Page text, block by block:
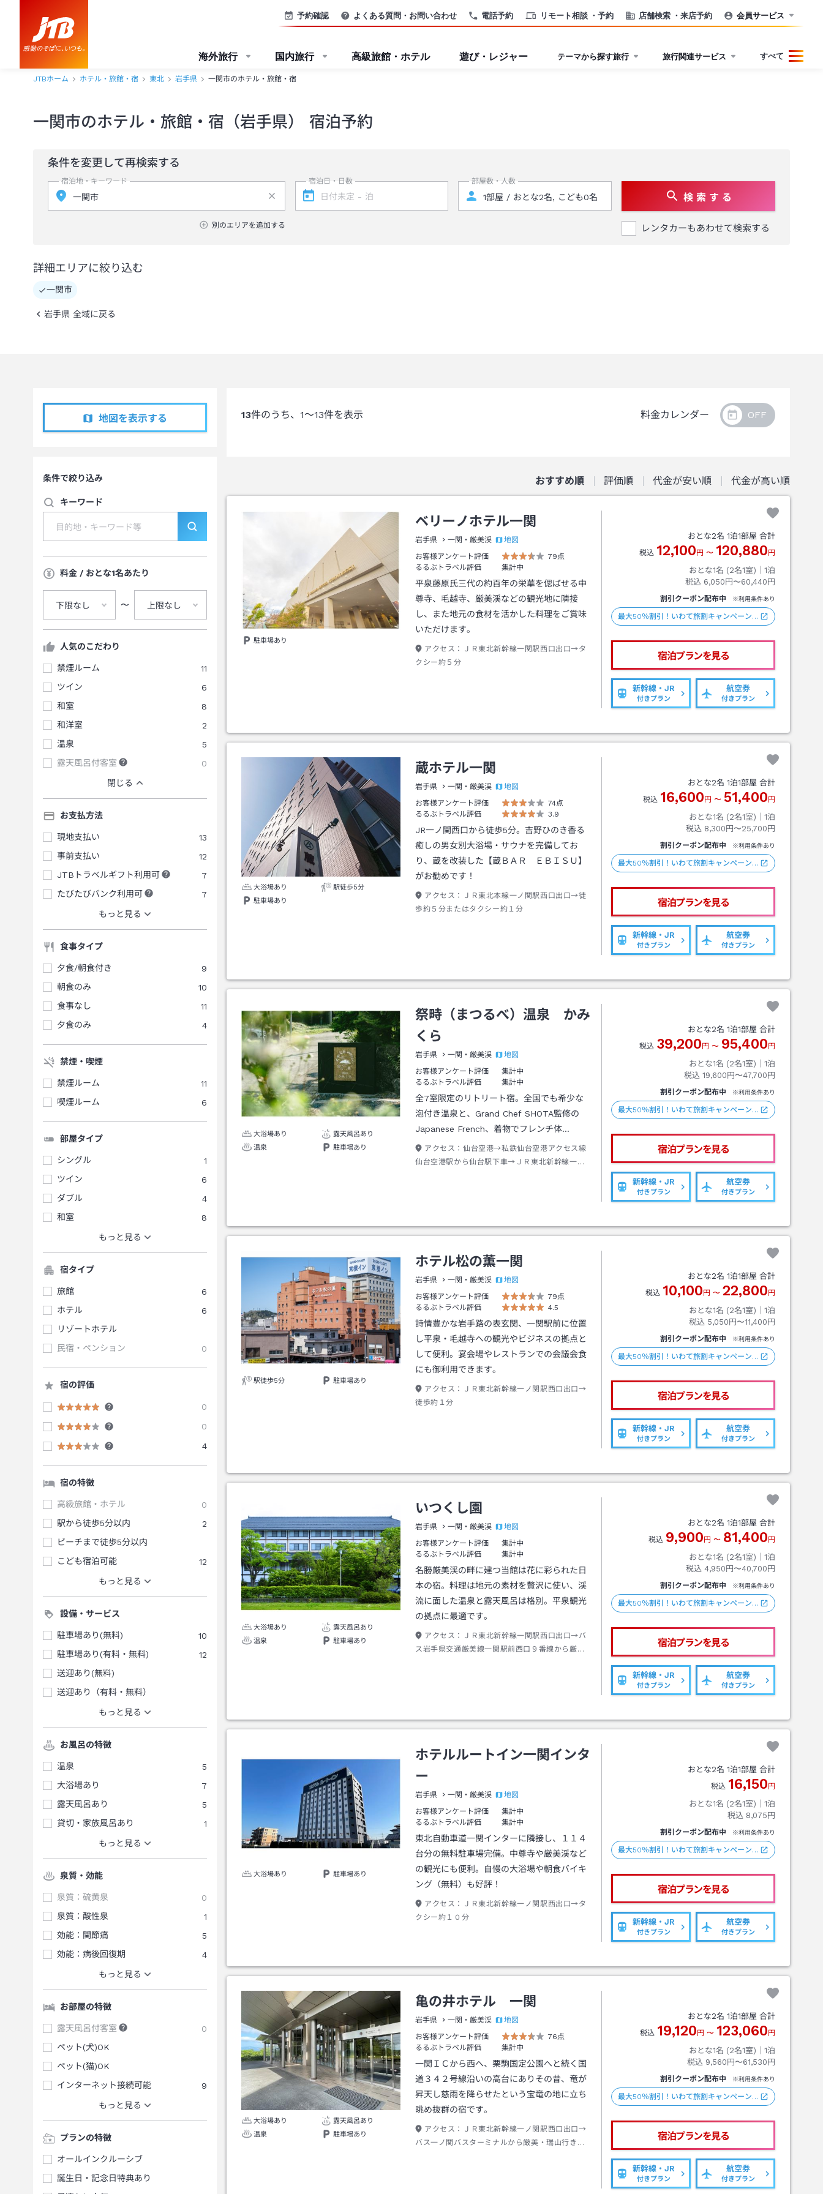
電話予約 リモート相談 ・予約 店舗検索 ・来店予約
予約確認 よくある質問・お問い合わせ 会員サービス
海外旅行 国内旅行 高級旅館・ホテル 遊び・レジャー テーマから探す旅行 旅行関連サービス すべて
JTBホーム ホテル・旅館・宿 東北 岩手県 一関市のホテル・旅館・宿
一関市のホテル・旅館・宿（岩手県） 宿泊予約
条件を変更して再検索する
宿泊地・キーワード
別のエリアを追加する
宿泊日・日数 部屋数・人数
検 索 す る
レンタカーもあわせて検索する
詳細エリアに絞り込む
一関市
岩手県 全域に戻る
地図を表示する
条件で絞り込み
キーワード
料金 / おとな1名あたり
下限なし 〜 上限なし
人気のこだわり
禁煙ルーム
11
ツイン
6
和室
8
和洋室
2
温泉
5
露天風呂付客室
0
閉じる
お支払方法
現地支払い
13
事前支払い
12
JTBトラベルギフト利用可
7
たびたびバンク利用可
7
もっと見る
食事タイプ
夕食/朝食付き
9
朝食のみ
10
食事なし
11
夕食のみ
4
禁煙・喫煙
禁煙ルーム
11
喫煙ルーム
6
部屋タイプ
シングル
1
ツイン
6
ダブル
4
和室
8
もっと見る
宿タイプ
旅館
6
ホテル
6
リゾートホテル
民宿・ペンション
0
宿の評価
0
0
4
宿の特徴
高級旅館・ホテル
0
駅から徒歩5分以内
2
ビーチまで徒歩5分以内
こども宿泊可能
12
もっと見る
設備・サービス
駐車場あり(無料)
10
駐車場あり(有料・無料)
12
送迎あり(無料)
送迎あり（有料・無料）
もっと見る
お風呂の特徴
温泉
5
大浴場あり
7
露天風呂あり
5
貸切・家族風呂あり
1
もっと見る
泉質・効能
泉質：硫黄泉
0
泉質：酸性泉
1
効能：関節痛
5
効能：病後回復期
4
もっと見る
お部屋の特徴
露天風呂付客室
0
ペット(犬)OK
ペット(猫)OK
インターネット接続可能
9
もっと見る
プランの特徴
オールインクルーシブ
誕生日・記念日特典あり
13件のうち、 1～13件を表示 料金カレンダー
おすすめ順 評価順 代金が安い順 代金が高い順
駐車場あり
ベリーノホテル一関
岩手県 一関・厳美渓
地図
お客様アンケート評価
79点
るるぶトラベル評価
集計中
平泉藤原氏三代の約百年の栄華を偲ばせる中
尊寺、毛越寺、厳美渓などの観光地に隣接
し、また地元の食材を活かした料理をご賞味
いただけます。
アクセス：
ＪＲ東北新幹線一関駅西口出口→タ
クシー約５分
おとな2名 1泊1部屋 合計
税込 12,100 円 〜 120,880 円
おとな1名 (2名1室)｜ 1泊
税込 6,050円〜60,440円
割引クーポン配布中 ※利用条件あり
最大50％割引！いわて旅割キャンペーン…
宿泊プランを見る
新幹線・JR
付きプラン
航空券
付きプラン
大浴場あり
駅徒歩5分
駐車場あり
蔵ホテル一関
岩手県 一関・厳美渓
地図
お客様アンケート評価
74点
るるぶトラベル評価
3.9
JR一ノ関西口から徒歩5分。吉野ひのき香る
癒しの男女別大浴場・サウナを完備してお
り、蔵を改装した【蔵ＢＡＲ ＥＢＩＳＵ】
がお勧めです！
アクセス：
ＪＲ東北本線一ノ関駅西口出口→徒
歩約５分またはタクシー約１分
おとな2名 1泊1部屋 合計
税込 16,600 円 〜 51,400 円
おとな1名 (2名1室)｜ 1泊
税込 8,300円〜25,700円
割引クーポン配布中 ※利用条件あり
最大50％割引！いわて旅割キャンペーン…
宿泊プランを見る
新幹線・JR
付きプラン
航空券
付きプラン
大浴場あり
露天風呂あり
温泉
駐車場あり
祭畤（まつるべ）温泉 かみ
くら
岩手県 一関・厳美渓
地図
お客様アンケート評価
集計中
るるぶトラベル評価
集計中
全7室限定のリトリート宿。全国でも希少な
泡付き温泉と、Grand Chef SHOTA監修の
Japanese French、着物でフレンチ体…
アクセス： 仙台空港→私鉄仙台空港アクセス線
仙台空港駅から仙台駅下車→ＪＲ東北新幹線一ノ
おとな2名 1泊1部屋 合計
税込 39,200 円 〜 95,400 円
おとな1名 (2名1室)｜ 1泊
税込 19,600円〜47,700円
割引クーポン配布中 ※利用条件あり
最大50％割引！いわて旅割キャンペーン…
宿泊プランを見る
新幹線・JR
付きプラン
航空券
付きプラン
駅徒歩5分 駐車場あり
ホテル松の薫一関
岩手県 一関・厳美渓
地図
お客様アンケート評価
79点
るるぶトラベル評価
4.5
詩情豊かな岩手路の表玄関、一関駅前に位置
し平泉・毛越寺への観光やビジネスの拠点と
して便利。宴会場やレストランでの会議会食
にも御利用できます。
アクセス：
ＪＲ東北新幹線一ノ関駅西口出口→
徒歩約１分
おとな2名 1泊1部屋 合計
税込 10,100 円 〜 22,800 円
おとな1名 (2名1室)｜ 1泊
税込 5,050円〜11,400円
割引クーポン配布中 ※利用条件あり
最大50％割引！いわて旅割キャンペーン…
宿泊プランを見る
新幹線・JR
付きプラン
航空券
付きプラン
大浴場あり
露天風呂あり
温泉
駐車場あり
いつくし園
岩手県 一関・厳美渓
地図
お客様アンケート評価
集計中
るるぶトラベル評価
集計中
名勝厳美渓の畔に建つ当館は花に彩られた日
本の宿。料理は地元の素材を贅沢に使い、渓
流に面した温泉と露天風呂は格別。平泉観光
の拠点に最適です。
アクセス：
ＪＲ東北新幹線一関駅西口出口→バ
ス岩手県交通厳美線一関駅前西口９番線から厳美
おとな2名 1泊1部屋 合計
税込 9,900 円 〜 81,400 円
おとな1名 (2名1室)｜ 1泊
税込 4,950円〜40,700円
割引クーポン配布中 ※利用条件あり
最大50％割引！いわて旅割キャンペーン…
宿泊プランを見る
新幹線・JR
付きプラン
航空券
付きプラン
大浴場あり 駐車場あり
ホテルルートイン一関インタ
ー
岩手県 一関・厳美渓
地図
お客様アンケート評価
集計中
るるぶトラベル評価
集計中
東北自動車道一関インターに隣接し、１１４
台分の無料駐車場完備。中尊寺や厳美渓など
の観光にも便利。自慢の大浴場や朝食バイキ
ング（無料）も好評！
アクセス：
ＪＲ東北新幹線一ノ関駅西出口→タ
クシー約１０分
おとな2名 1泊1部屋 合計
税込 16,150 円
おとな1名 (2名1室)｜ 1泊
税込 8,075円
割引クーポン配布中 ※利用条件あり
最大50％割引！いわて旅割キャンペーン…
宿泊プランを見る
新幹線・JR
付きプラン
航空券
付きプラン
大浴場あり
露天風呂あり
温泉
駐車場あり
亀の井ホテル 一関
岩手県 一関・厳美渓
地図
お客様アンケート評価
76点
るるぶトラベル評価
集計中
一関ＩＣから西へ、栗駒国定公園へと続く国
道３４２号線沿いの高台にありその昔、竜が
昇天し慈雨を降らせたという宝竜の地に立ち
眺め抜群の宿です。
アクセス：
ＪＲ東北新幹線一ノ関駅西口出口→
バス一ノ関バスターミナルから厳美・瑞山行き約
おとな2名 1泊1部屋 合計
税込 19,120 円 〜 123,060 円
おとな1名 (2名1室)｜ 1泊
税込 9,560円〜61,530円
割引クーポン配布中 ※利用条件あり
最大50％割引！いわて旅割キャンペーン…
宿泊プランを見る
新幹線・JR
付きプラン
航空券
付きプラン